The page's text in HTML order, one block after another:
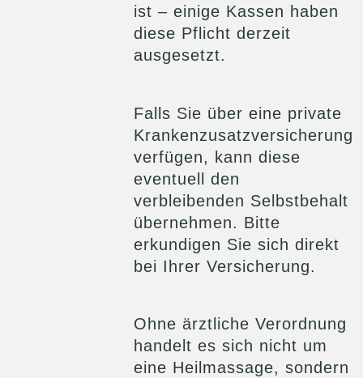
ist – einige Kassen haben
diese Pflicht derzeit
ausgesetzt.
Falls Sie über eine private
Krankenzusatzversicherung
verfügen, kann diese
eventuell den
verbleibenden Selbstbehalt
übernehmen. Bitte
erkundigen Sie sich direkt
bei Ihrer Versicherung.
Ohne ärztliche Verordnung
handelt es sich nicht um
eine Heilmassage, sondern